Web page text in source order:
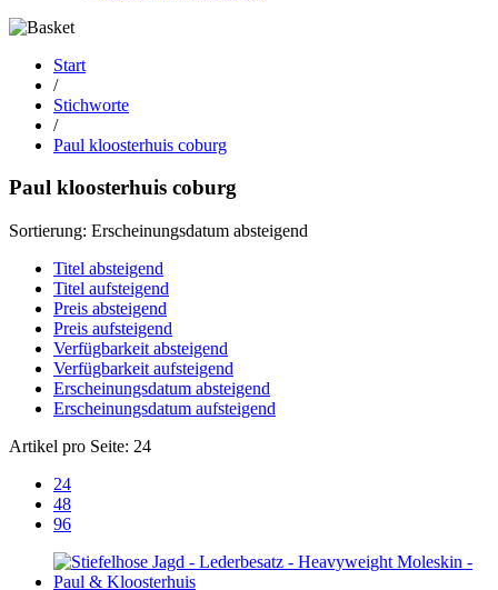
Start
/
Stichworte
/
Paul kloosterhuis coburg
Paul kloosterhuis coburg
Sortierung: Erscheinungsdatum absteigend
Titel absteigend
Titel aufsteigend
Preis absteigend
Preis aufsteigend
Verfügbarkeit absteigend
Verfügbarkeit aufsteigend
Erscheinungsdatum absteigend
Erscheinungsdatum aufsteigend
Artikel pro Seite: 24
24
48
96